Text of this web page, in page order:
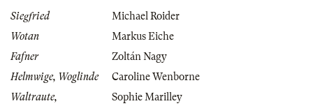
Siegfried
Michael Roider
Wotan
Markus Eiche
Fafner
Zoltán Nagy
Helmwige, Woglinde
Caroline Wenborne
Waltraute,
Sophie Marilley